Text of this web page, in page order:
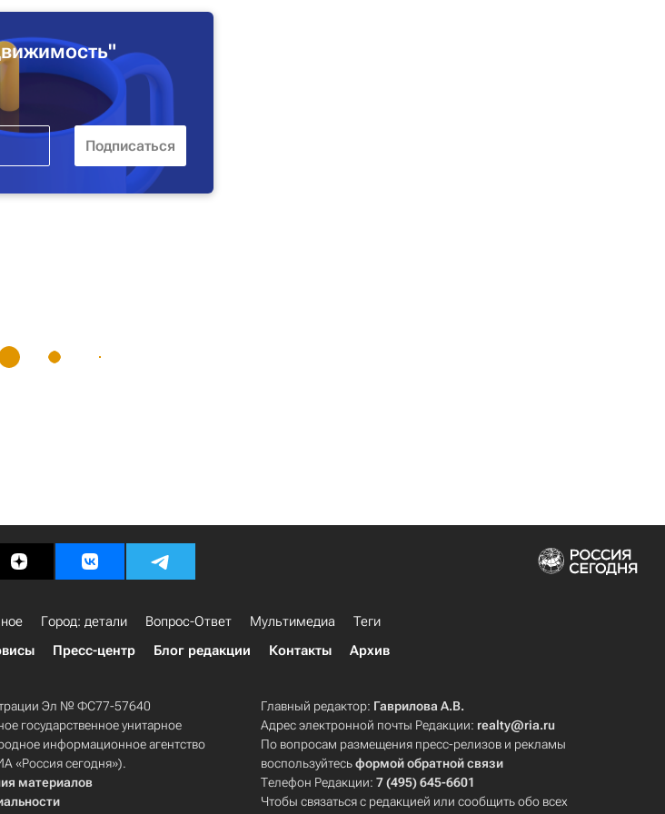
Город: детали Вопрос-Ответ Мультимедиа
Теги
Пресс-центр Блог редакции Контакты Архив
Эл № ФС77-57640
государственное унитарное
информационное агентство
«Россия сегодня»).
материалов
Главный редактор: Гаврилова А.В.
Адрес электронной почты Редакции: realty@ria.ru
По вопросам размещения пресс-релизов и рекламы
воспользуйтесьформой обратной связи
Телефон Редакции:7 (495) 645-6601
Чтобы связаться с редакцией или сообщить обо всех